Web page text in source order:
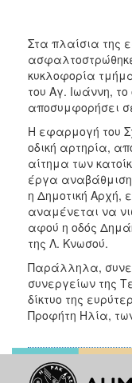
2013
2012
2011
2010
2006
ΔΗΜΟΤΗΣ
ΕΠΙΣΚΕΠΤΗΣ
ΗΡΑΚΛΕΙΟ
Στα πλαίσια της
κυκλοφορία
του Αγ. Ιωάννη,
αποσυμφορήσει
Η εφαρμογή του
οδική αρτηρία,
αίτημα των
έργα
η Δημοτική Αρχή,
αναμένεται να
αφού η οδός
της Λ. Κνωσού.
Παράλληλα,
συνεργείων της
δίκτυο της
Προφήτη Ηλία,